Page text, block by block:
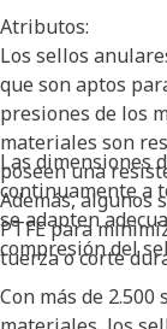
Atributos:
Los sellos
que son aptos
presiones de los
materiales son
poseen una
Además, algunos
PTFE para
tuerza o corte
Las dimensiones
continuamente a
se adapten
compresión del
Con más de